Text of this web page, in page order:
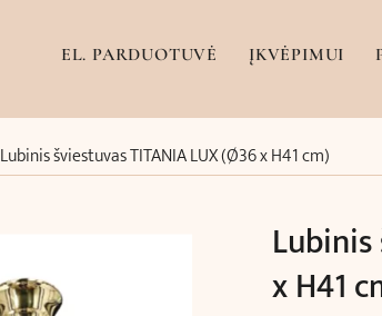
EL. PARDUOTUVĖ ĮKVĖPIMUI
Lubinis šviestuvas TITANIA LUX (Ø36 x H41 cm)
Lubinis
x H41